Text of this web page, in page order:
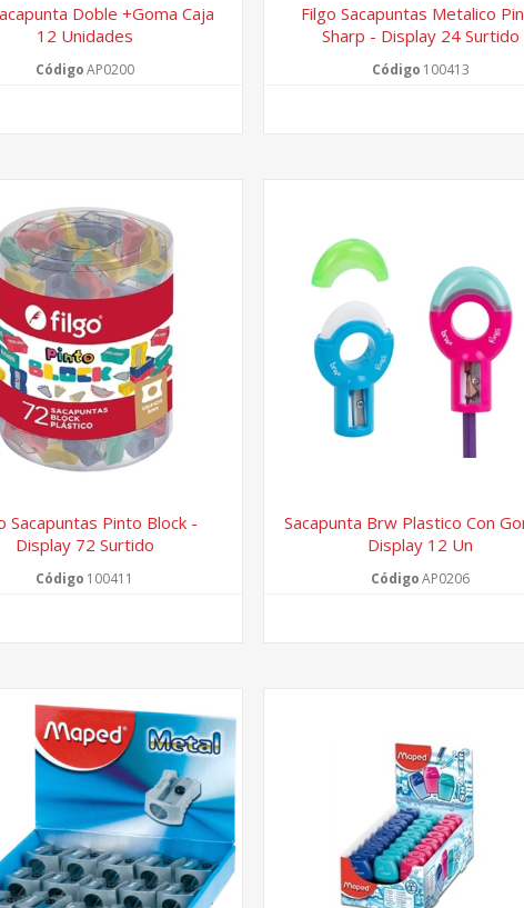
Doble +goma Caja
12 Unidades
CódigoAP0200
Filgo Sacapuntas Metalico
Sharp - Display 24 Surtido
Código 100413
Sacapuntas Pinto Block -
Display 72 Surtido
Código 100411
Sacapunta Brw Plastico Con
Display 12 Un
Código AP0206